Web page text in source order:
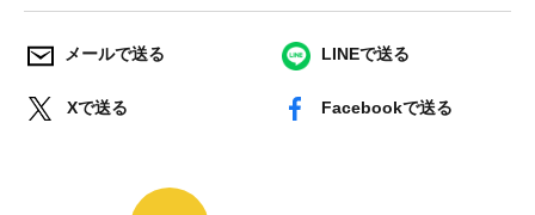
メールで送る LINEで送る
Xで送る Facebookで送る